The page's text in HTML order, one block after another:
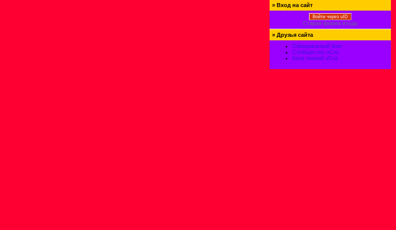
» Вход на сайт
Войти через uID
Старая форма входа
» Друзья сайта
Официальный блог
Сообщество uCoz
База знаний uCoz